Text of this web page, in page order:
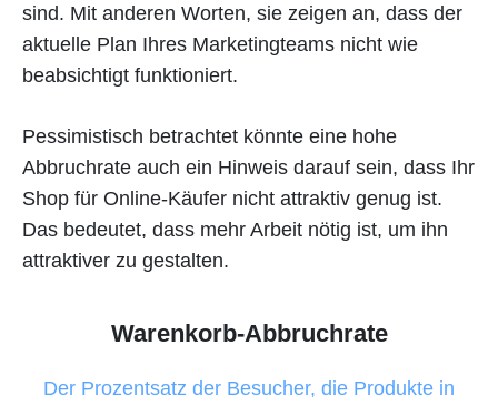
sind. Mit anderen Worten, sie zeigen an, dass der
aktuelle Plan Ihres Marketingteams nicht wie
beabsichtigt funktioniert.
Pessimistisch betrachtet könnte eine hohe
Abbruchrate auch ein Hinweis darauf sein, dass Ihr
Shop für Online-Käufer nicht attraktiv genug ist.
Das bedeutet, dass mehr Arbeit nötig ist, um ihn
attraktiver zu gestalten.
Warenkorb-Abbruchrate
Der Prozentsatz der Besucher, die Produkte in